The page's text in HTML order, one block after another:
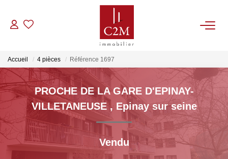
CONTACT
ESTIMATION
NOTRE AGENCE
Accueil 4 pièces Référence 1697
PROCHE DE LA GARE D'EPINAY-
VILLETANEUSE, Epinay sur seine
Vendu